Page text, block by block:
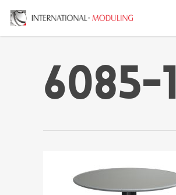
6085-1